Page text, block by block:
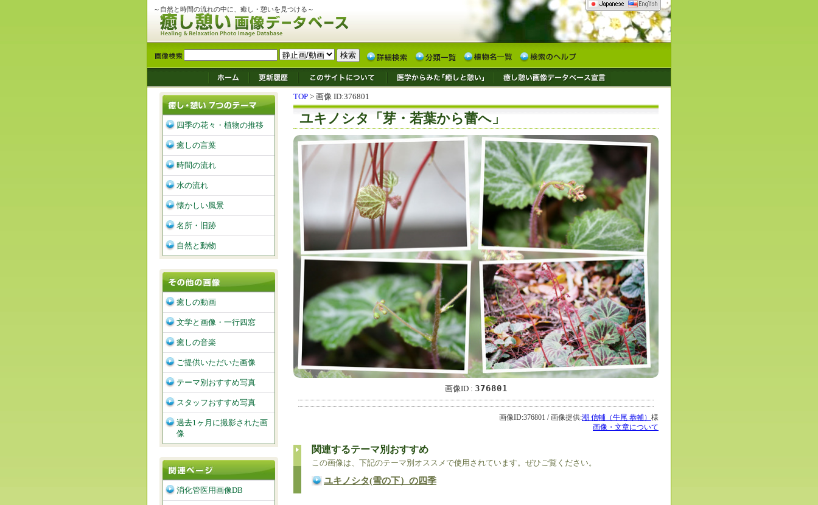
～自然と時間の流れの中に、癒し・憩いを見つける～
TOP > 画像 ID:376801
ユキノシタ「芽・若葉から蕾へ」
画像ID : 376801
画像ID:376801 / 画像提供:潮 信輔（牛尾 恭輔） 様
画像・文章について
関連するテーマ別おすすめ
この画像は、下記のテーマ別オススメで使用されています。ぜひご覧ください。
ユキノシタ(雪の下）の四季
四季の花々・植物の推移
癒しの言葉
時間の流れ
水の流れ
懐かしい風景
名所・旧跡
自然と動物
癒しの動画
文学と画像・一行四窓
癒しの音楽
ご提供いただいた画像
テーマ別おすすめ写真
スタッフおすすめ写真
過去1ヶ月に撮影された画
像
消化管医用画像DB